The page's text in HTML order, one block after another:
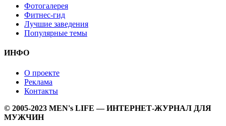
Фотогалерея
Фитнес-гид
Лучшие заведения
Популярные темы
ИНФО
О проекте
Реклама
Контакты
© 2005-2023 MEN's LIFE — ИНТЕРНЕТ-ЖУРНАЛ ДЛЯ
МУЖЧИН